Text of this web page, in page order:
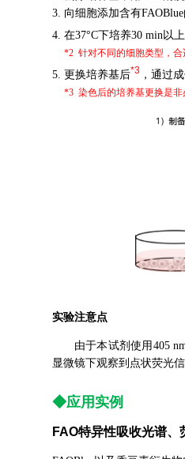
3. 向细胞添加含有
4. 在37°C下培养30 min以上
*2 针对不同的细胞类型，
5. 更换培养基后*3 ，通过
*3 染色后的培养基更换是
实验注意点
由于本试剂使用405
显微镜下观察到点状荧光
◆应用实例
FAO特异性吸收光谱、